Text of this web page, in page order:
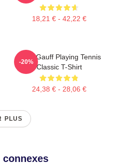
18,21 € - 42,22 €
Coco Gauff Playing Tennis
Classic T-Shirt
24,38 € - 28,06 €
-20%
PLUS